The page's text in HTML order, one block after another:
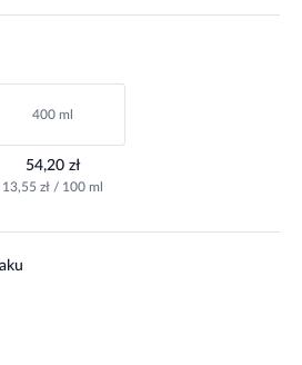
400 ml
54,20 zł
13,55 zł / 100 ml